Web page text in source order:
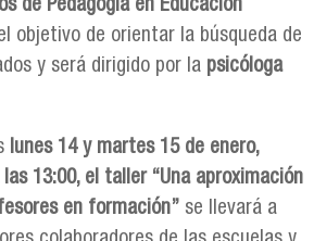
de Pedagogía en Educación
objetivo de orientar la búsqueda de
y será dirigido por la psicóloga
lunes 14 y martes 15 de enero,
13:00, el taller “Una aproximación
en formación” se llevará a